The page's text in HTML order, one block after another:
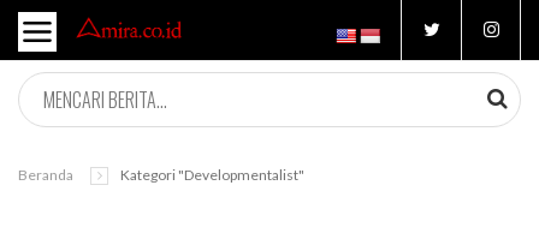
Beranda Kategori "Developmentalist"